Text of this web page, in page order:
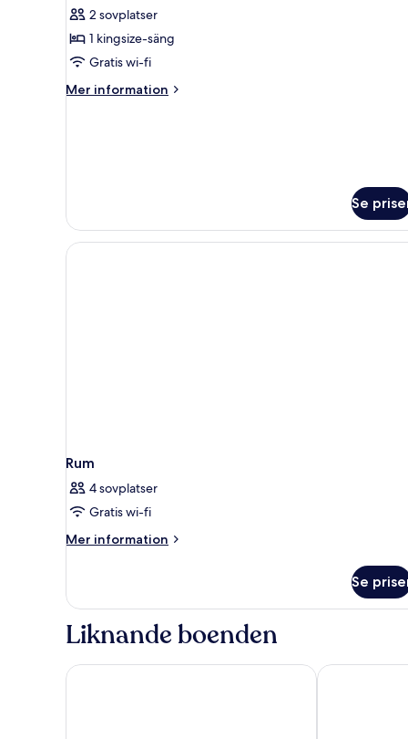
2 sovplatser
1 kingsize-säng
Gratis wi-fi
Mer information
Mer
Se
Rum
4 sovplatser
Gratis wi-fi
Mer information
Mer
Se
Liknande boenden
ibis Hong Kong Central And Sheung WanMotto by